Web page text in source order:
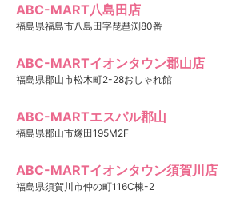
ABC-MART八島田店
福島県福島市八島田字琵琶渕80番
ABC-MARTイオンタウン郡山店
福島県郡山市松木町2-28おしゃれ館
ABC-MARTエスパル郡山
福島県郡山市燧田195M2F
ABC-MARTイオンタウン須賀川店
福島県須賀川市仲の町116C棟-2